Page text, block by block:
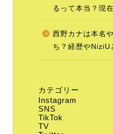
るって本当？現
西野カナは本名
ち？経歴やNiziU
カテゴリー
Instagram
SNS
TikTok
TV